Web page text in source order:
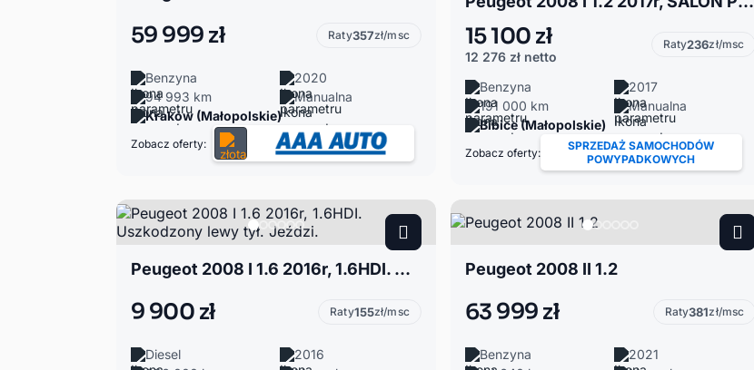
59 999 zł Raty357zł/msc
Benzyna
2020
94 993 km
Manualna
Kraków (Małopolskie)
Zobacz oferty:
15 100 zł
12 276 zł netto
Raty236zł/msc
Benzyna
2017
191 000 km
Manualna
Bibice (Małopolskie)
Zobacz oferty:
SPRZEDAŻ SAMOCHODÓW
POWYPADKOWYCH
Peugeot 2008 I 1.6 2016r, 1.6HDI. Uszkodzony lewy tył. Jeździ.
9 900 zł Raty155zł/msc
Diesel
2016
Peugeot 2008 II 1.2
63 999 zł Raty381zł/msc
Benzyna
2021